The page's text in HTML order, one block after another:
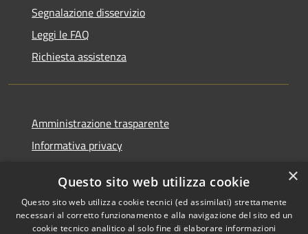
Segnalazione disservizio
Leggi le FAQ
Richiesta assistenza
Amministrazione trasparente
Informativa privacy
Dichiarazione di accessibilità
×
Questo sito web utilizza cookie
Questo sito web utilizza cookie tecnici (ed assimilati) strettamente
necessari al corretto funzionamento e alla navigazione del sito ed un
cookie tecnico analitico al solo fine di elaborare informazioni